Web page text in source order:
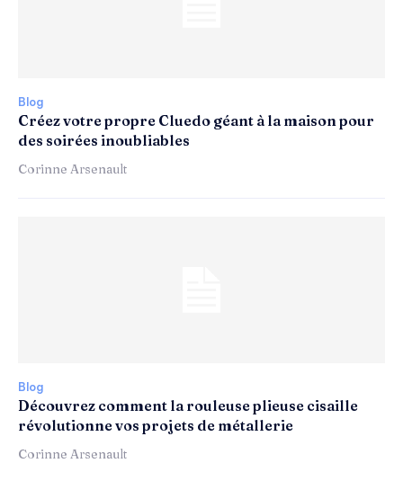
Blog
Créez votre propre Cluedo géant à la maison pour
des soirées inoubliables
Corinne Arsenault
Blog
Découvrez comment la rouleuse plieuse cisaille
révolutionne vos projets de métallerie
Corinne Arsenault